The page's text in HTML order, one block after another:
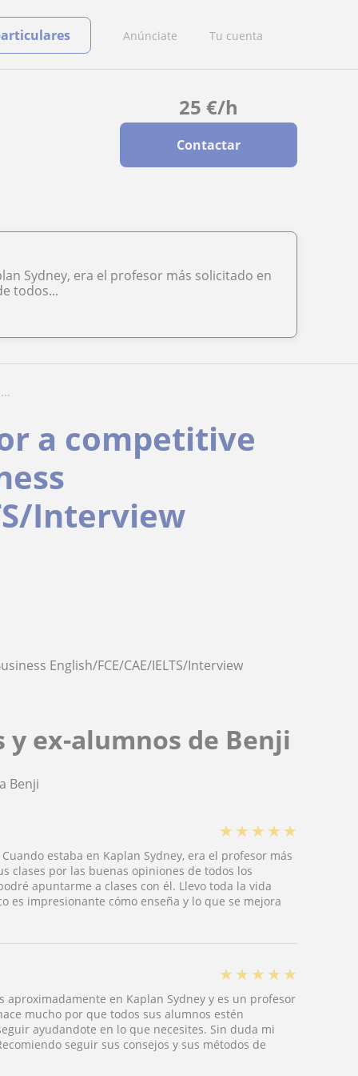
Anúnciate Tu cuenta
25 €/h
Contactar
Sydney, era el profesor más solicitado en
todos...
a competitive
Interview
English/FCE/CAE/IELTS/Interview
ex-alumnos de Benji
Benji
★ ★ ★ ★ ★
estaba en Kaplan Sydney, era el profesor más
clases por las buenas opiniones de todos los
apuntarme a clases con él. Llevo toda la vida
es impresionante cómo enseña y lo que se mejora
★ ★ ★ ★ ★
aproximadamente en Kaplan Sydney y es un profesor
mucho por que todos sus alumnos estén
ayudandote en lo que necesites. Sin duda mi
seguir sus consejos y sus métodos de